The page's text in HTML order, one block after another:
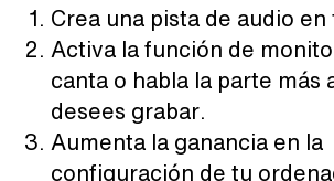
Crea una pista de audio en
Activa la función de
canta o habla la parte más
desees grabar.
Aumenta la ganancia en la
configuración de tu